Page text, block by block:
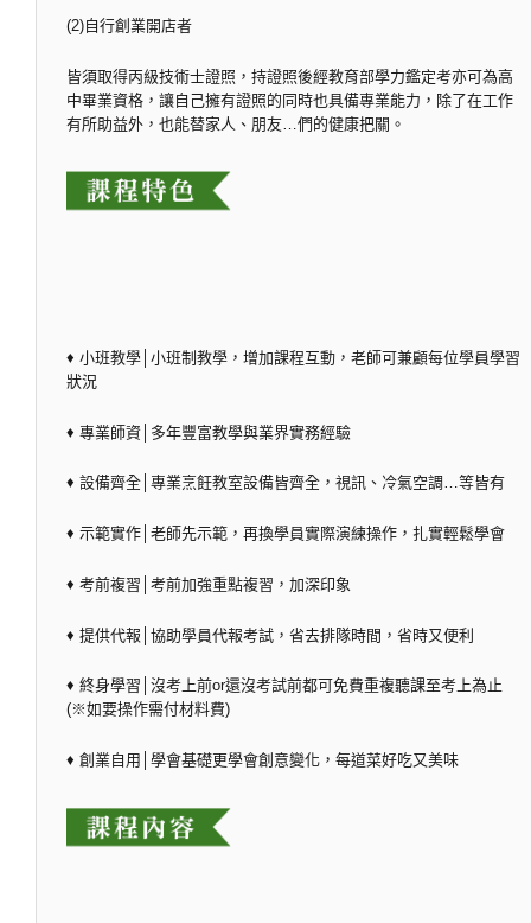
(2)自行創業開店者
皆須取得丙級技術士證照，持證照後經教育部學力鑑定考亦可為高
中畢業資格，讓自己擁有證照的同時也具備專業能力，除了在工作
有所助益外，也能替家人、朋友…們的健康把關。
♦ 小班教學│小班制教學，增加課程互動，老師可兼顧每位學員學習
狀況
♦ 專業師資│多年豐富教學與業界實務經驗
♦ 設備齊全│專業烹飪教室設備皆齊全，視訊、冷氣空調…等皆有
♦ 示範實作│老師先示範，再換學員實際演練操作，扎實輕鬆學會
♦ 考前複習│考前加強重點複習，加深印象
♦ 提供代報│協助學員代報考試，省去排隊時間，省時又便利
♦ 終身學習│沒考上前or還沒考試前都可免費重複聽課至考上為止
(※如要操作需付材料費)
♦ 創業自用│學會基礎更學會創意變化，每道菜好吃又美味